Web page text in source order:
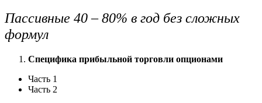
Пассивные 40 – 80% в год без сложных
формул
Специфика прибыльной торговли опционами
Часть 1
Часть 2